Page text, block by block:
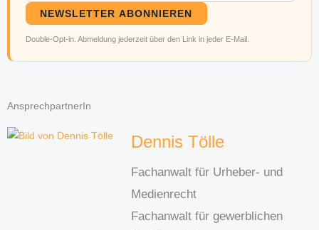
NEWSLETTER ABONNIEREN
Double-Opt-in. Abmeldung jederzeit über den Link in jeder E-Mail.
AnsprechpartnerIn
Dennis Tölle
Fachanwalt für Urheber- und
Medienrecht
Fachanwalt für gewerblichen